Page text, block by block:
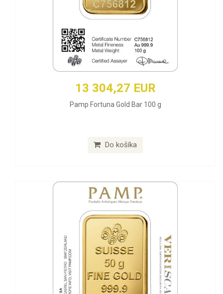
13 304,27 EUR
Pamp Fortuna Gold Bar 100 g
Do košíka